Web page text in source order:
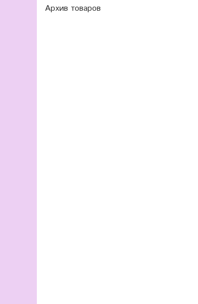
Архив товаров